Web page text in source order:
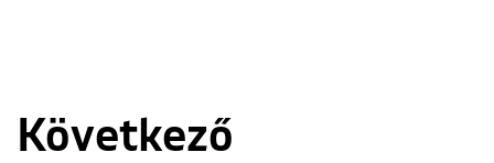
Következő